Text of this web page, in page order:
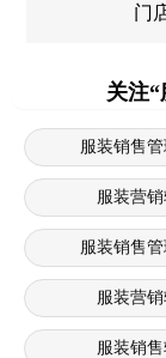
门
关注
服装销售
服装营
服装销售
服装营
服装销